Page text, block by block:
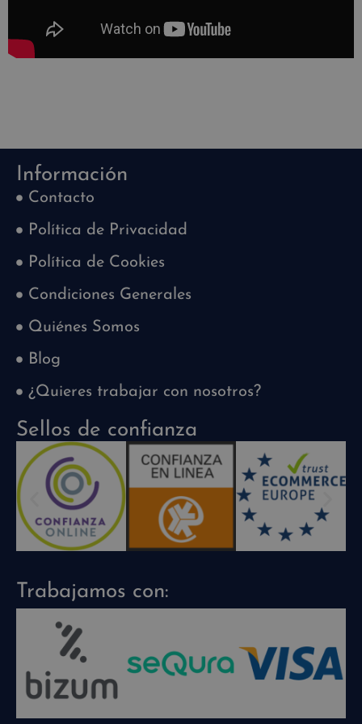
Información
Contacto
Política de Privacidad
Política de Cookies
Condiciones Generales
Quiénes Somos
Blog
¿Quieres trabajar con nosotros?
Sellos de confianza
Trabajamos con: